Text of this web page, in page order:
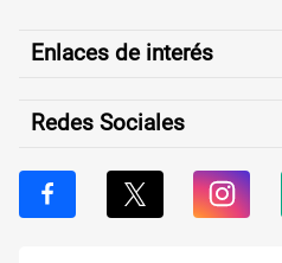
Enlaces de interés
Redes Sociales